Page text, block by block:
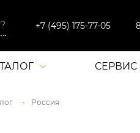
+7 (495) 175-77-05
СЕРВИС
Россия